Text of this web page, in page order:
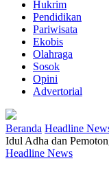
Hukrim
Pendidikan
Pariwisata
Ekobis
Olahraga
Sosok
Opini
Advertorial
Beranda Headline
Idul Adha dan
Headline News